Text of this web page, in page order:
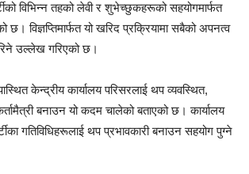
विभिन्न तहको लेवी र शुभेच्छुकहरूको सहयोगमार्फत
छ। विज्ञप्तिमार्फत यो खरिद प्रक्रियामा सबैको अपनत्व
उल्लेख गरिएको छ।
केन्द्रीय कार्यालय परिसरलाई थप व्यवस्थित,
बनाउन यो कदम चालेको बताएको छ। कार्यालय
गतिविधिहरूलाई थप प्रभावकारी बनाउन सहयोग पुग्ने